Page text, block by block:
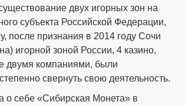
двух игорных зон на
субъекта Российской Федерации,
после признания в 2014 году Сочи
игорной зоной России, 4 казино,
двумя компаниями, были
свернуть свою деятельность.
о себе «Сибирская Монета» в